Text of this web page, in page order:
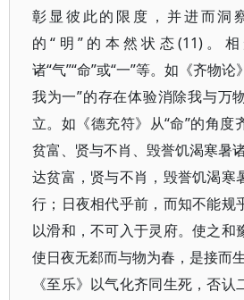
彰显彼此的限度，并进而洞
的“明”的本然状态(11)。
诸“气”“命”或“一”等。如《齐物论
我为一”的存在体验消除我与万
立。如《德充符》从“命”的角度
贫富、贤与不肖、毁誉饥渴寒暑
达贫富，贤与不肖，毁誉饥渴寒
行；日夜相代乎前，而知不能规
以滑和，不可入于灵府。使之和
使日夜无郄而与物为春，是接而
《至乐》以气化齐同生死，否